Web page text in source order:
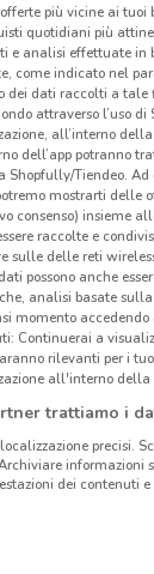
più vicine ai tuoi
quotidiani più
e analisi effettuate
come indicato nel
dei dati raccolti a tale
attraverso l’uso di
all’interno
dell’app potranno
Shopfully/Tiendeo.
mostrarti delle
consenso) insieme
raccolte e
sulle delle reti
possono anche
analisi basate
momento
Continuerai a
rilevanti per i
all'interno della
trattiamo i
precisi.
informazioni
dei contenuti